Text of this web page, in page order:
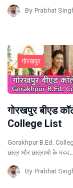
By Prabhat
गोरखपुर
गोरखपुर बीएड
College List
Gorakhpur B.Ed.
छात्र और छात्राओ के मदद…
By Prabhat